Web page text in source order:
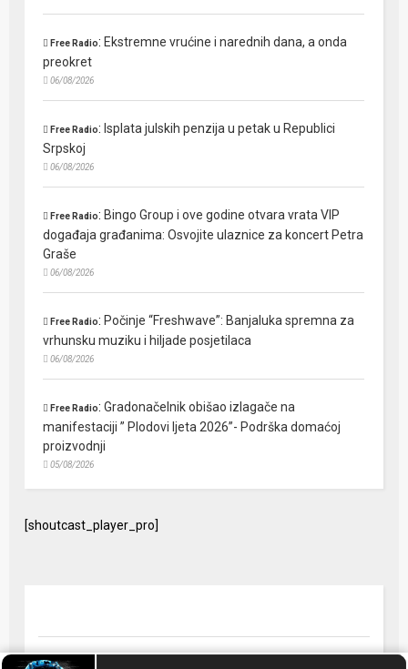
Free Radio: Ekstremne vrućine i narednih dana, a onda
preokret
06/08/2026
Free Radio: Isplata julskih penzija u petak u Republici
Srpskoj
06/08/2026
Free Radio: Bingo Group i ove godine otvara vrata VIP
događaja građanima: Osvojite ulaznice za koncert Petra
Graše
06/08/2026
Free Radio: Počinje “Freshwave”: Banjaluka spremna za
vrhunsku muziku i hiljade posjetilaca
06/08/2026
Free Radio:Gradonačelnik obišao izlagače na
manifestaciji ” Plodovi ljeta 2026”- Podrška domaćoj
proizvodnji
05/08/2026
[shoutcast_player_pro]